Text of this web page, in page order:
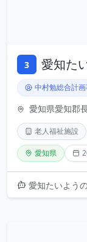
3 愛知た
中村勉総合計
愛知県愛知郡
老人福祉施設
愛知県
愛知たいようの杜 杜っとハウスは、2010年に竣